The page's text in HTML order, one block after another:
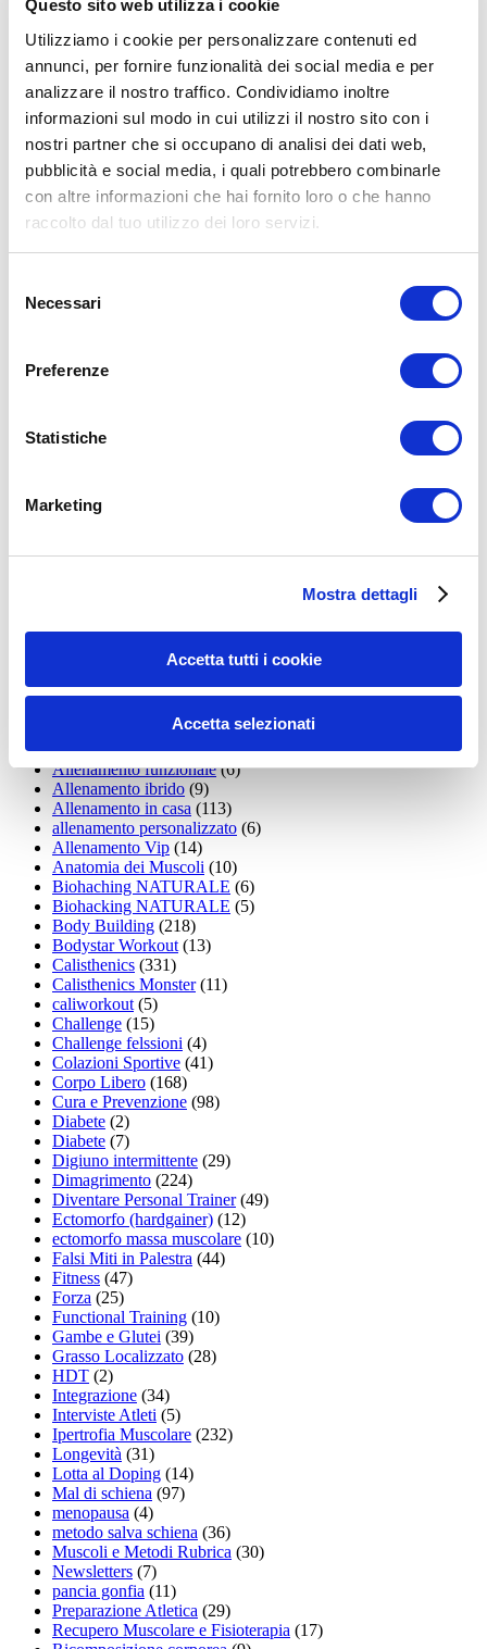
Questo sito web utilizza i cookie
Utilizziamo i cookie per personalizzare contenuti ed
annunci, per fornire funzionalità dei social media e per
analizzare il nostro traffico. Condividiamo inoltre
informazioni sul modo in cui utilizzi il nostro sito con i
nostri partner che si occupano di analisi dei dati web,
pubblicità e social media, i quali potrebbero combinarle
con altre informazioni che hai fornito loro o che hanno
raccolto dal tuo utilizzo dei loro servizi.
delNecessari
Preferenze
Statistiche
Marketing
Mostra dettagli
Accetta tutti i cookie
Accetta selezionati
ALLENATI CON ME!
35workout(10)
Allenamenti con elastici(26)
Allenamenti in Diretta(30)
Allenamento aerobico(16)
Allenamento con il TRX(36)
Allenamento Donne(75)
Allenamento funzionale(6)
Allenamento ibrido (9)
Allenamento in casa (113)
allenamento personalizzato (6)
Allenamento Vip (14)
Anatomia dei Muscoli (10)
Biohaching NATURALE (6)
Biohacking NATURALE (5)
Body Building (218)
Bodystar Workout(13)
Calisthenics (331)
Calisthenics Monster(11)
caliworkout(5)
Challenge (15)
Challenge felssioni (4)
Colazioni Sportive (41)
Corpo Libero (168)
Cura e Prevenzione (98)
Diabete (2)
Diabete (7)
Digiuno intermittente (29)
Dimagrimento (224)
Diventare Personal Trainer(49)
Ectomorfo (hardgainer) (12)
ectomorfo massa muscolare (10)
Falsi Miti in Palestra (44)
Fitness (47)
Forza (25)
Functional Training (10)
Gambe e Glutei (39)
Grasso Localizzato (28)
HDT (2)
Integrazione (34)
Interviste Atleti (5)
Ipertrofia Muscolare (232)
Longevità (31)
Lotta al Doping (14)
Mal di schiena (97)
menopausa (4)
metodo salva schiena (36)
Muscoli e Metodi Rubrica (30)
Newsletters (7)
pancia gonfia (11)
Preparazione Atletica (29)
Recupero Muscolare e Fisioterapia (17)